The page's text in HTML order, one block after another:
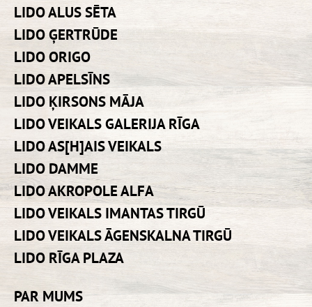
LIDO ALUS SĒTA
LIDO ĢERTRŪDE
LIDO ORIGO
LIDO APELSĪNS
LIDO ĶIRSONS MĀJA
LIDO VEIKALS GALERIJA RĪGA
LIDO AS[H]AIS VEIKALS
LIDO DAMME
LIDO AKROPOLE ALFA
LIDO VEIKALS IMANTAS TIRGŪ
LIDO VEIKALS ĀGENSKALNA TIRGŪ
LIDO RĪGA PLAZA
PAR MUMS